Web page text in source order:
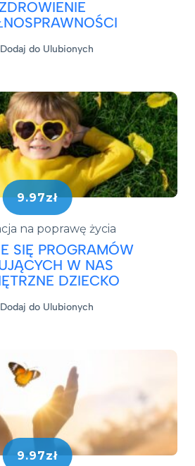
Dodaj do Ulubionych
9.97zł
na poprawę życia
SIĘ PROGRAMÓW
W NAS
DZIECKO
Dodaj do Ulubionych
9.97zł